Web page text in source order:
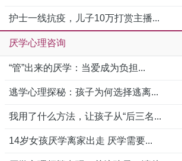
护士一线抗疫，儿子10万打赏主播...
厌学心理咨询
“管”出来的厌学：当爱成为负担...
逃学心理探秘：孩子为何选择逃离...
我用了什么方法，让孩子从“后三名...
14岁女孩厌学离家出走 厌学需要...